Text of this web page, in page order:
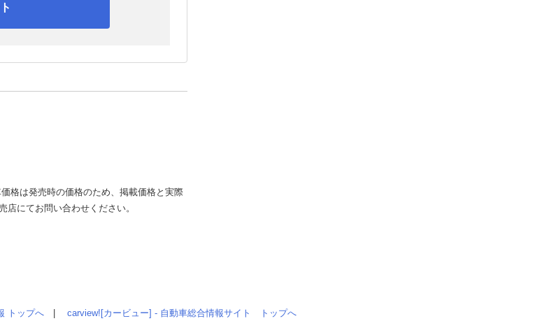
格は発売時の価格のため、掲載価格と実際
にてお問い合わせください。
トップへ carview![カービュー] - 自動車総合情報サイト トップへ